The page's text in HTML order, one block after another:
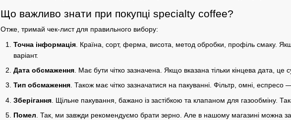
Що важливо знати при покупці specialty coffee?
Отже, тримай чек-лист для правильного вибору:
Точна інформація . Країна, сорт, ферма, висота, метод обробки, профіль смаку.
варіант.
Дата обсмаження . Має бути чітко зазначена. Якщо вказана тільки кінцева дата,
Тип обсмаження. Також має чітко зазначатися на пакуванні. Фільтр, омні, еспресо
Зберігання . Щільне пакування, бажано із застібкою та клапаном для газообміну.
Помел. Так, ми завжди рекомендуємо брати зерно. Але в нашому магазині можна